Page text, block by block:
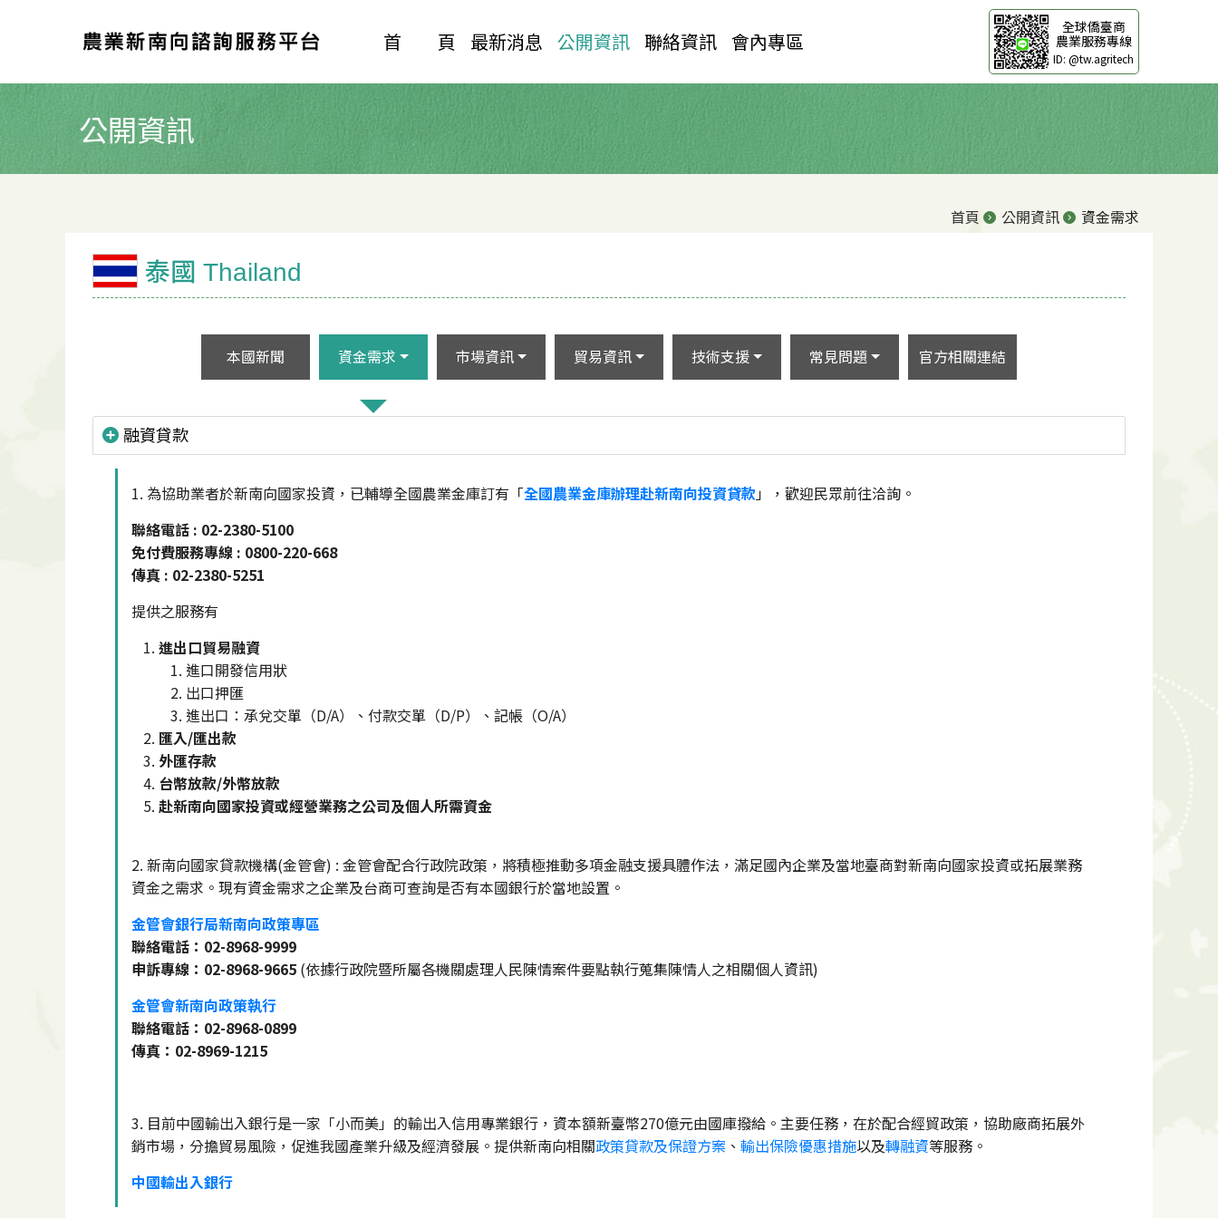
首 頁 最新消息 公開資訊 聯絡資訊 會內專區
全球僑臺商
農業服務專線
ID: @tw.agritech
公開資訊
首頁 公開資訊 資金需求
泰國 Thailand
本國新聞 資金需求 市場資訊 貿易資訊 技術支援 常見問題 官方相關連結
融資貸款
1. 為協助業者於新南向國家投資，已輔導全國農業金庫訂有「全國農業金庫辦理赴新南向投資貸款」，歡迎民眾前往洽詢。
聯絡電話 : 02-2380-5100
免付費服務專線 : 0800-220-668
傳真 : 02-2380-5251
提供之服務有
進出口貿易融資
進口開發信用狀
出口押匯
進出口：承兌交單（D/A）、付款交單（D/P）、記帳（O/A）
匯入/匯出款
外匯存款
台幣放款/外幣放款
赴新南向國家投資或經營業務之公司及個人所需資金
2. 新南向國家貸款機構(金管會) : 金管會配合行政院政策，將積極推動多項金融支援具體作法，滿足國內企業及當地臺商對新南向國家投資或拓展業務
資金之需求。現有資金需求之企業及台商可查詢是否有本國銀行於當地設置。
金管會銀行局新南向政策專區
聯絡電話：02-8968-9999
申訴專線：02-8968-9665 (依據行政院暨所屬各機關處理人民陳情案件要點執行蒐集陳情人之相關個人資訊)
金管會新南向政策執行
聯絡電話：02-8968-0899
傳真：02-8969-1215
3. 目前中國輸出入銀行是一家「小而美」的輸出入信用專業銀行，資本額新臺幣270億元由國庫撥給。主要任務，在於配合經貿政策，協助廠商拓展外
銷市場，分擔貿易風險，促進我國產業升級及經濟發展。提供新南向相關政策貸款及保證方案 、 輸出保險優惠措施以及轉融資等服務。
中國輸出入銀行